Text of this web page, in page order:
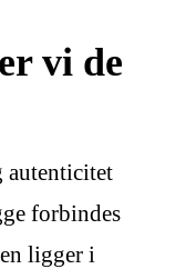
vi de
autenticitet
forbindes
ligger i